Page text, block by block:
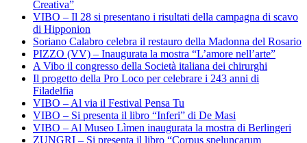
Creativa”
VIBO – Il 28 si presentano i risultati della campagna di scavo
di Hipponion
Soriano Calabro celebra il restauro della Madonna del Rosario
PIZZO (VV) – Inaugurata la mostra “L’amore nell’arte”
A Vibo il congresso della Società italiana dei chirurghi
Il progetto della Pro Loco per celebrare i 243 anni di
Filadelfia
VIBO – Al via il Festival Pensa Tu
VIBO – Si presenta il libro “Inferi” di De Masi
VIBO – Al Museo Lìmen inaugurata la mostra di Berlingeri
ZUNGRI – Si presenta il libro “Corpus speluncarum